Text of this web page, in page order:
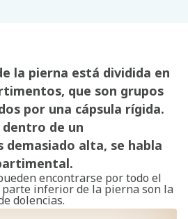
la pierna está dividida en
que son grupos
por una cápsula rígida.
dentro de un
alta, se habla
encontrarse por todo el
inferior de la pierna son la
dolencias.